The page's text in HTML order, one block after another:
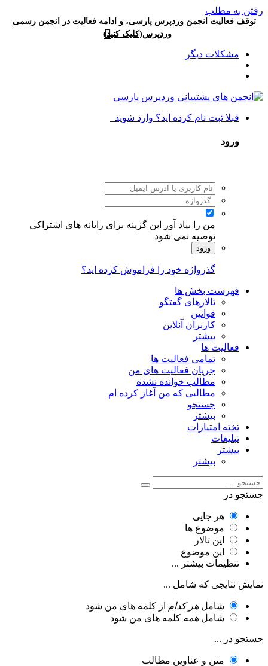
رفتن به مطلب
توقف فعالیت انجمن وردپرس پارسی، و ادامه فعالیت در انجمن رسمی
وردپرس(کلیک کنید)
مشکلات دیگر
قبلا ثبت نام کرده اید؟ وارد شوید
ورود
من را بیاد آور
این گزینه برای رایانه های اشتراکی
توصیه نمی شود
ورود
گذرواژه خود را فراموش کرده اید؟
فهرست بخش ها
تالارهای گفتگو
قوانین
کاربران آنلاین
بیشتر
فعالیت ها
تمامی فعالیت ها
جریان فعالیت های من
مطالب خوانده نشده
مطالبی که من آغاز کرده ام
جستجو
بیشتر
تخته امتیازات
تبلیغات
بیشتر
بیشتر
جستجو در
هر جایی
موضوع ها
این تالار
این موضوع
تنظیمات بیشتر ...
نمایش نتایجی که شامل ...
شامل هر کدام از کلمه های من شود
شامل همه کلمه های من شود
جستجو در ...
متن و عناوین مطالب